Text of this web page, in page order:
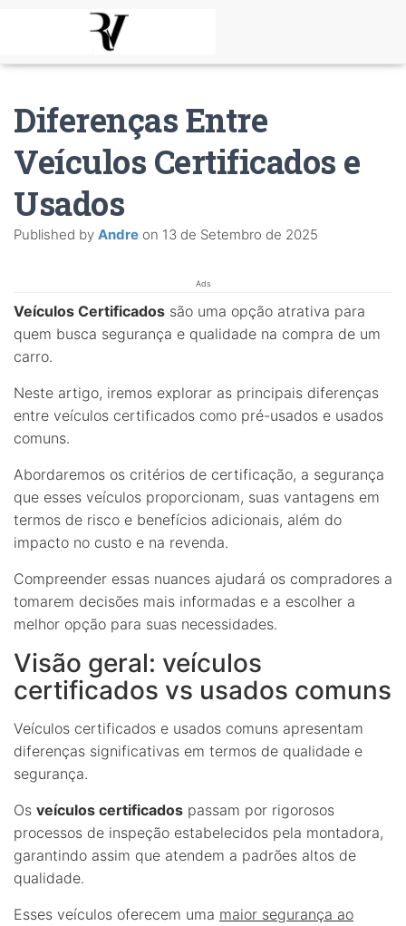
Diferenças Entre
Veículos Certificados e
Usados
Published by Andre on 13 de Setembro de 2025
Ads
Veículos Certificados são uma opção atrativa para
quem busca segurança e qualidade na compra de um
carro.
Neste artigo, iremos explorar as principais diferenças
entre veículos certificados como pré-usados e usados
comuns.
Abordaremos os critérios de certificação, a segurança
que esses veículos proporcionam, suas vantagens em
termos de risco e benefícios adicionais, além do
impacto no custo e na revenda.
Compreender essas nuances ajudará os compradores a
tomarem decisões mais informadas e a escolher a
melhor opção para suas necessidades.
Visão geral: veículos
certificados vs usados comuns
Veículos certificados e usados comuns apresentam
diferenças significativas em termos de qualidade e
segurança.
Os veículos certificados passam por rigorosos
processos de inspeção estabelecidos pela montadora,
garantindo assim que atendem a padrões altos de
qualidade.
Esses veículos oferecem uma maior segurança ao